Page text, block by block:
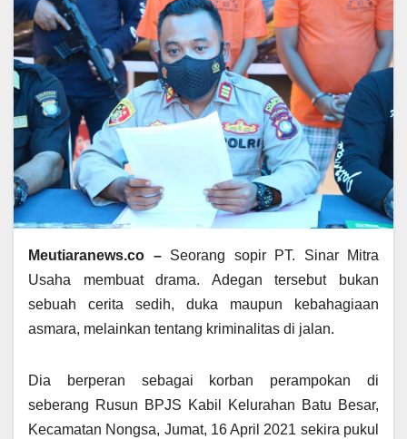
Meutiaranews.co –Seorang sopir PT. Sinar Mitra
Usaha membuat drama. Adegan tersebut bukan
sebuah cerita sedih, duka maupun kebahagiaan
asmara, melainkan tentang kriminalitas di jalan.
Dia berperan sebagai korban perampokan di
seberang Rusun BPJS Kabil Kelurahan Batu Besar,
Kecamatan Nongsa, Jumat, 16 April 2021 sekira pukul